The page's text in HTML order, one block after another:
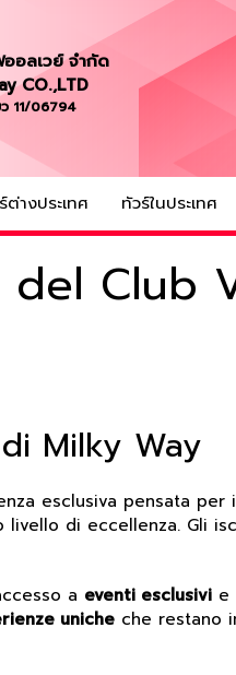
อลเวย์ จำกัด
CO.,LTD
11/06794
ต่างประเทศ ทัวร์ในประเทศ
del Club
Milky Way
esclusiva pensata
di eccellenza. Gli
a eventi esclusivi e
uniche che restano